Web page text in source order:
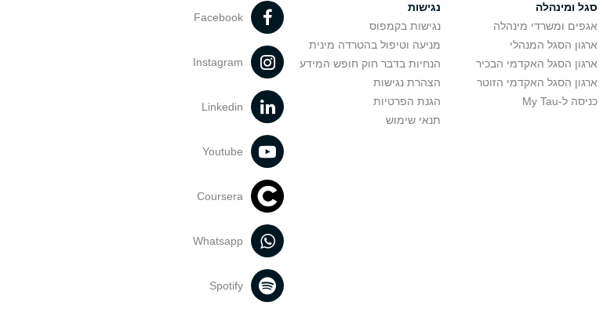
סגל ומינהלה
אגפים ומשרדי מינהלה
ארגון הסגל המנהלי
ארגון הסגל האקדמי הבכיר
ארגון הסגל האקדמי הזוטר
כניסה ל-My Tau
נגישות
נגישות בקמפוס
מניעה וטיפול בהטרדה מינית
הנחיות בדבר חוק חופש המידע
הצהרת נגישות
הגנת הפרטיות
תנאי שימוש
Facebook
Instagram
Linkedin
Youtube
Coursera
Whatsapp
Spotify